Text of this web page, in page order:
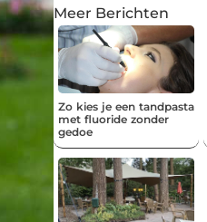
Meer Berichten
Zo kies je een tandpasta
met fluoride zonder
gedoe